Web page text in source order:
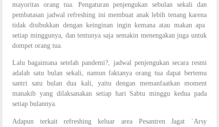
mayoritas orang tua. Pengaturan penjengukan sebulan sekali dan
pembatasan jadwal refreshing ini membuat anak lebih tenang karena
tidak disibukkan dengan keinginan ingin kemana atau makan apa
setiap minggunya, dan tentunya saja semakin menengakan juga untuk
dompet orang tua.
Lalu bagaimana setelah pandemi?, jadwal penjengukan secara resmi
adalah satu bulan sekali, namun faktanya orang tua dapat bertemu
santri satu bulan dua kali, yaitu dengan memanfaatkan moment
manakib yang dilaksanakan setiap hari Sabtu minggu kedua pada
setiap bulannya.
Adapun terkait refreshing keluar area Pesantren Jagat `Arsy